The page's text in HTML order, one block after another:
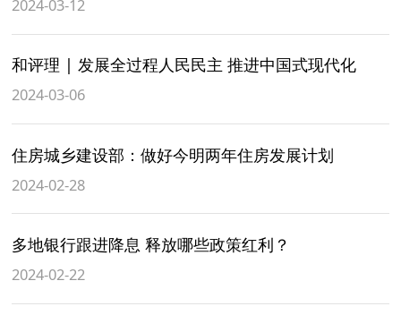
2024-03-12
和评理 | 发展全过程人民民主 推进中国式现代化
2024-03-06
住房城乡建设部：做好今明两年住房发展计划
2024-02-28
多地银行跟进降息 释放哪些政策红利？
2024-02-22